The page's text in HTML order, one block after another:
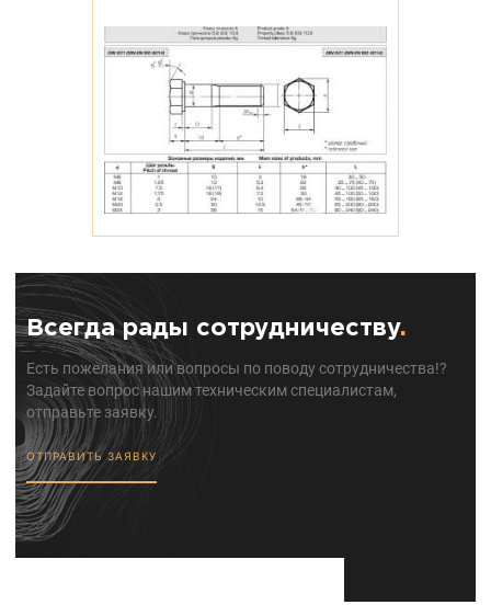
Всегда рады сотрудничеству.
Есть пожелания или вопросы по поводу сотрудничества!?
Задайте вопрос нашим техническим специалистам,
отправьте заявку.
ОТПРАВИТЬ ЗАЯВКУ